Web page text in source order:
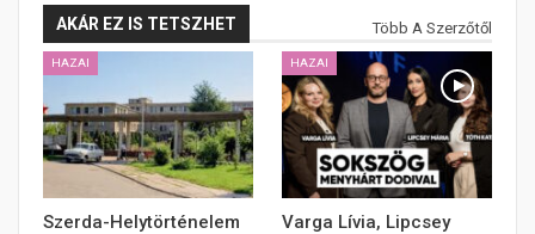
AKÁR EZ IS TETSZHET Több A Szerzőtől
HAZAI
Szerda-Helytörténelem
HAZAI
Varga Lívia, Lipcsey